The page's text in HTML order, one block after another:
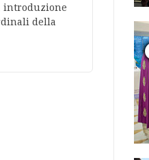
introduzione
della